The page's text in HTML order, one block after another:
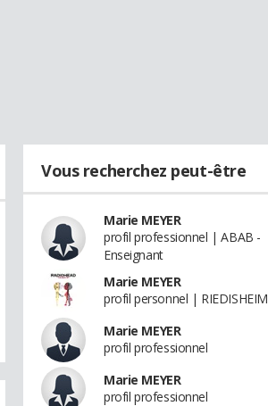
Vous recherchez peut-être
Marie MEYER
profil professionnel | ABAB -
Enseignant
Marie MEYER
profil personnel | RIEDISHEIM
Marie MEYER
profil professionnel
Marie MEYER
profil professionnel